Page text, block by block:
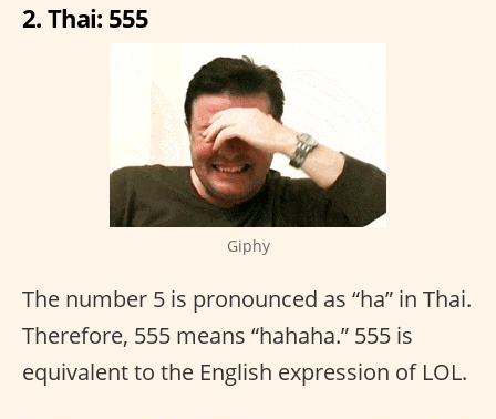
2. Thai: 555
Giphy
The number 5 is pronounced as “ha” in Thai.
Therefore, 555 means “hahaha.” 555 is
equivalent to the English expression of LOL.